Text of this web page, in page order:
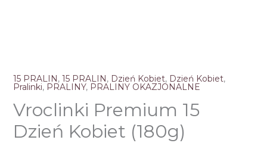
15 PRALIN, 15 PRALIN, Dzień Kobiet, Dzień Kobiet,
Pralinki, PRALINY, PRALINY OKAZJONALNE
Vroclinki Premium 15
Dzień Kobiet (180g)